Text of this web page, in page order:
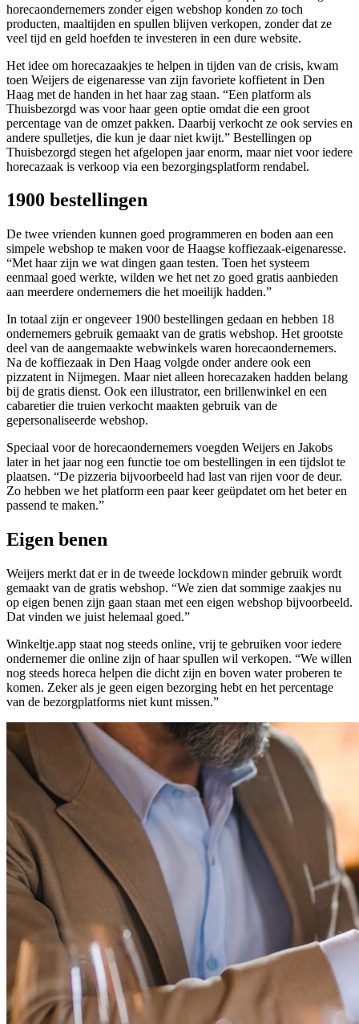
horecaondernemers zonder eigen webshop konden zo toch
producten, maaltijden en spullen blijven verkopen, zonder dat ze
veel tijd en geld hoefden te investeren in een dure website.
Het idee om horecazaakjes te helpen in tijden van de crisis, kwam
toen Weijers de eigenaresse van zijn favoriete koffietent in Den
Haag met de handen in het haar zag staan. “Een platform als
Thuisbezorgd was voor haar geen optie omdat die een groot
percentage van de omzet pakken. Daarbij verkocht ze ook servies en
andere spulletjes, die kun je daar niet kwijt.” Bestellingen op
Thuisbezorgd stegen het afgelopen jaar enorm, maar niet voor iedere
horecazaak is verkoop via een bezorgingsplatform rendabel.
1900 bestellingen
De twee vrienden kunnen goed programmeren en boden aan een
simpele webshop te maken voor de Haagse koffiezaak-eigenaresse.
“Met haar zijn we wat dingen gaan testen. Toen het systeem
eenmaal goed werkte, wilden we het net zo goed gratis aanbieden
aan meerdere ondernemers die het moeilijk hadden.”
In totaal zijn er ongeveer 1900 bestellingen gedaan en hebben 18
ondernemers gebruik gemaakt van de gratis webshop. Het grootste
deel van de aangemaakte webwinkels waren horecaondernemers.
Na de koffiezaak in Den Haag volgde onder andere ook een
pizzatent in Nijmegen. Maar niet alleen horecazaken hadden belang
bij de gratis dienst. Ook een illustrator, een brillenwinkel en een
cabaretier die truien verkocht maakten gebruik van de
gepersonaliseerde webshop.
Speciaal voor de horecaondernemers voegden Weijers en Jakobs
later in het jaar nog een functie toe om bestellingen in een tijdslot te
plaatsen. “De pizzeria bijvoorbeeld had last van rijen voor de deur.
Zo hebben we het platform een paar keer geüpdatet om het beter en
passend te maken.”
Eigen benen
Weijers merkt dat er in de tweede lockdown minder gebruik wordt
gemaakt van de gratis webshop. “We zien dat sommige zaakjes nu
op eigen benen zijn gaan staan met een eigen webshop bijvoorbeeld.
Dat vinden we juist helemaal goed.”
Winkeltje.app staat nog steeds online, vrij te gebruiken voor iedere
ondernemer die online zijn of haar spullen wil verkopen. “We willen
nog steeds horeca helpen die dicht zijn en boven water proberen te
komen. Zeker als je geen eigen bezorging hebt en het percentage
van de bezorgplatforms niet kunt missen.”